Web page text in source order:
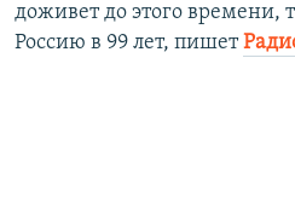
доживет до этого времени,
Россию в 99 лет, пишет